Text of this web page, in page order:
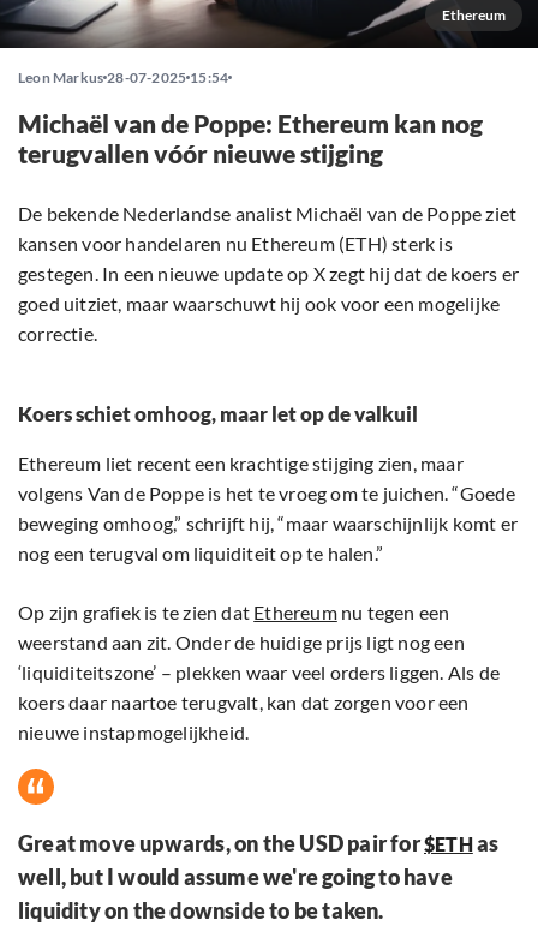
Ethereum
Leon Markus 28-07-2025 15:54
Michaël van de Poppe: Ethereum kan nog
terugvallen vóór nieuwe stijging
De bekende Nederlandse analist Michaël van de Poppe ziet
kansen voor handelaren nu Ethereum (ETH) sterk is
gestegen. In een nieuwe update op X zegt hij dat de koers er
goed uitziet, maar waarschuwt hij ook voor een mogelijke
correctie.
Koers schiet omhoog, maar let op de valkuil
Ethereum liet recent een krachtige stijging zien, maar
volgens Van de Poppe is het te vroeg om te juichen. “Goede
beweging omhoog,” schrijft hij, “maar waarschijnlijk komt er
nog een terugval om liquiditeit op te halen.”
Op zijn grafiek is te zien dat Ethereumnu tegen een
weerstand aan zit. Onder de huidige prijs ligt nog een
‘liquiditeitszone’ – plekken waar veel orders liggen. Als de
koers daar naartoe terugvalt, kan dat zorgen voor een
nieuwe instapmogelijkheid.
Great move upwards, on the USD pair for$ETHas
well, but I would assume we're going to have
liquidity on the downside to be taken.